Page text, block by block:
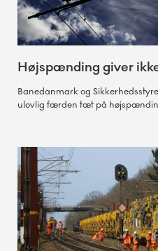
Højspænding giver
Banedanmark og
ulovlig færden tæt på